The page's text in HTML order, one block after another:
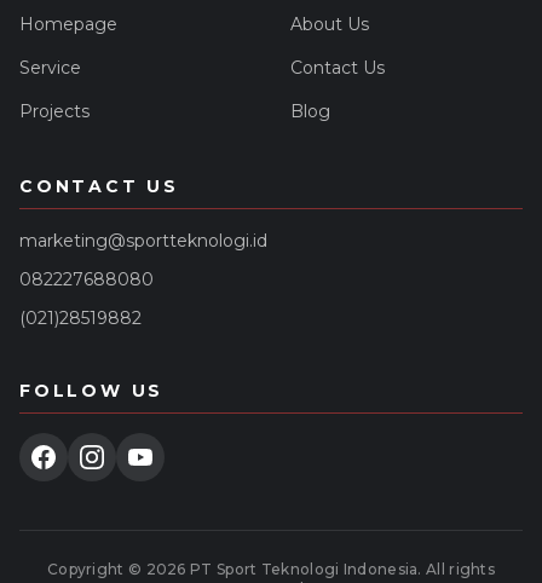
Homepage
About Us
Service
Contact Us
Projects
Blog
CONTACT US
marketing@sportteknologi.id
082227688080
(021)28519882
FOLLOW US
Copyright © 2026 PT Sport Teknologi Indonesia. All rights